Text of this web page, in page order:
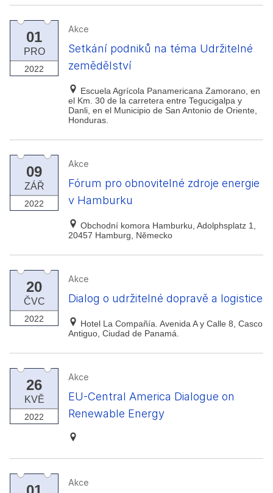
01
PRO
2022
Akce
Setkání podniků na téma Udržitelné
zemědělství
Escuela Agrícola Panamericana Zamorano, en
el Km. 30 de la carretera entre Tegucigalpa y
Danli, en el Municipio de San Antonio de Oriente,
Honduras.
09
ZÁŘ
2022
Akce
Fórum pro obnovitelné zdroje energie
v Hamburku
Obchodní komora Hamburku, Adolphsplatz 1,
20457 Hamburg, Německo
20
ČVC
2022
Akce
Dialog o udržitelné dopravě a logistice
Hotel La Compañía. Avenida A y Calle 8, Casco
Antiguo, Ciudad de Panamá.
26
KVĚ
2022
Akce
EU-Central America Dialogue on
Renewable Energy
Akce